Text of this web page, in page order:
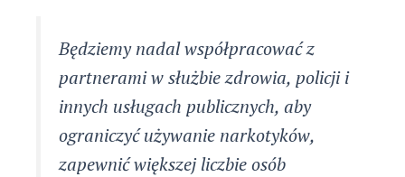
Będziemy nadal współpracować z
partnerami w służbie zdrowia, policji i
innych usługach publicznych, aby
ograniczyć używanie narkotyków,
zapewnić większej liczbie osób